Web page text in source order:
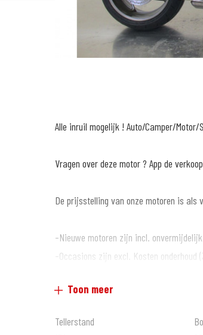
Alle inruil mogelijk ! Auto/Camper/Motor/
Vragen over deze motor ? App de
De prijsstelling van onze motoren is als
-Nieuwe motoren zijn incl.
-Occasions zijn excl. Kosten
Toon meer
Tellerstand